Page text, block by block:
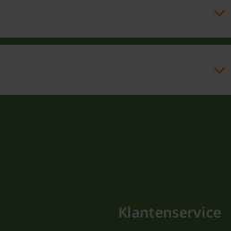
Klantenservice